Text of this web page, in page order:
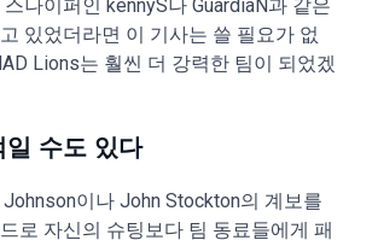
나이퍼인 kennyS나 GuardiaN과 같은
있었더라면 이 기사는 쓸 필요가 없
Lions는 훨씬 더 강력한 팀이 되었겠
일 수도 있다
이나 John Stockton의 계보를
로 자신의 슈팅보다 팀 동료들에게 패